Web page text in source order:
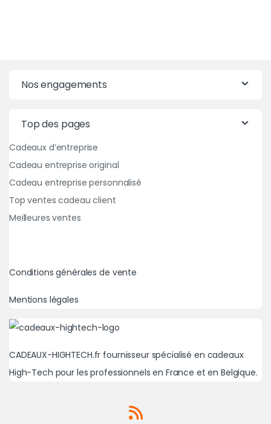
Nos engagements
Top des pages
Cadeaux d’entreprise
Cadeau entreprise original
Cadeau entreprise personnalisé
Top ventes cadeau client
Meilleures ventes
Conditions générales de vente
Mentions légales
CADEAUX-HIGHTECH.fr fournisseur spécialisé en cadeaux
High-Tech pour les professionnels en France et en Belgique.